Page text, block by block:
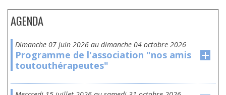
AGENDA
dimanche 07 juin 2026 au dimanche 04 octobre 2026
Programme de l'association "nos amis
toutouthérapeutes"